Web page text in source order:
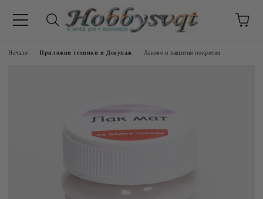
Начало Приложни техники и Декупаж Лакове и защитни покрития